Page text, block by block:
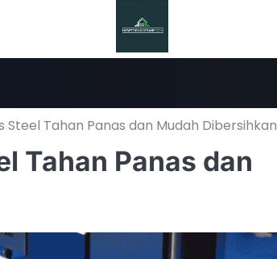
Steel Tahan Panas dan Mudah Dibersihkan
Tahan Panas dan